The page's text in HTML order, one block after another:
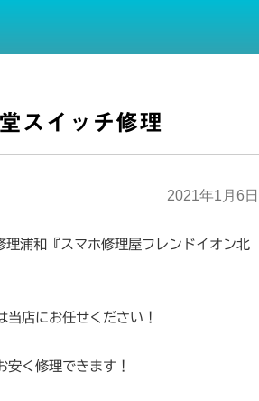
スイッチ修理
2021年1月6日
浦和『スマホ修理屋フレンドイオン北
店にお任せください！
安く修理できます！